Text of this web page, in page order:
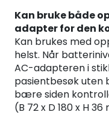
Kan bruke både
adapter for den
Kan brukes med
helst. Når
AC-adapteren i
pasientbesøk uten
bære siden
(B 72 x D 180 x H